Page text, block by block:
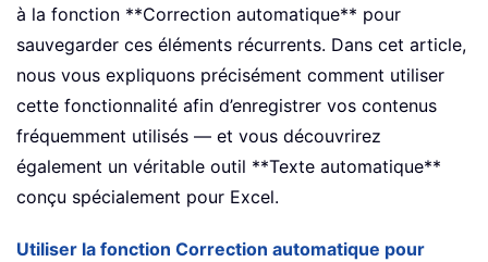
à la fonction **Correction automatique** pour
sauvegarder ces éléments récurrents. Dans cet article,
nous vous expliquons précisément comment utiliser
cette fonctionnalité afin d’enregistrer vos contenus
fréquemment utilisés — et vous découvrirez
également un véritable outil **Texte automatique**
conçu spécialement pour Excel.
Utiliser la fonction Correction automatique pour